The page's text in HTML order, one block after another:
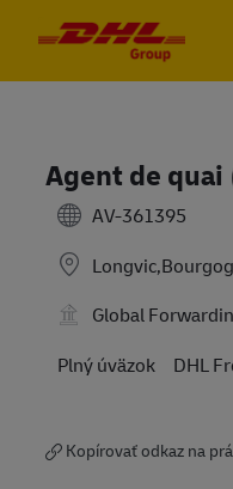
Agent de quai
AV-361395
Global
Plný úväzok
DHL
Kopírovať odkaz na